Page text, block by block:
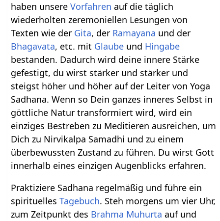
haben unsereVorfahren auf die täglich
wiederholten zeremoniellen Lesungen von
Texten wie der Gita, der Ramayana und der
Bhagavata, etc. mit Glaube und Hingabe
bestanden. Dadurch wird deine innere Stärke
gefestigt, du wirst stärker und stärker und
steigst höher und höher auf der Leiter von Yoga
Sadhana. Wenn so Dein ganzes inneres Selbst in
göttliche Natur transformiert wird, wird ein
einziges Bestreben zu Meditieren ausreichen, um
Dich zu Nirvikalpa Samadhi und zu einem
überbewussten Zustand zu führen. Du wirst Gott
innerhalb eines einzigen Augenblicks erfahren.
Praktiziere Sadhana regelmäßig und führe ein
spirituellesTagebuch. Steh morgens um vier Uhr,
zum Zeitpunkt des Brahma Muhurta auf und